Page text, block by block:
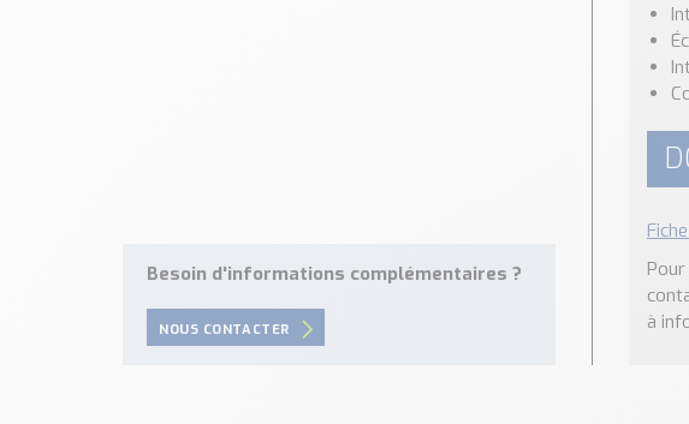
Besoin d'informations complémentaires ?
NOUS CONTACTER
à